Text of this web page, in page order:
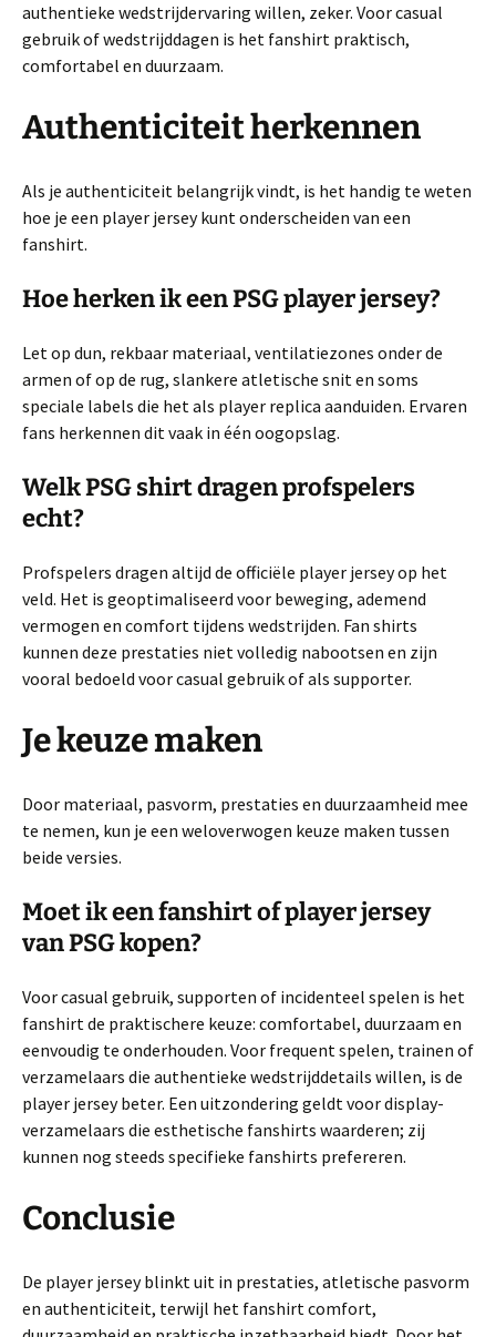
authentieke wedstrijdervaring willen, zeker. Voor casual
gebruik of wedstrijddagen is het fanshirt praktisch,
comfortabel en duurzaam.
Authenticiteit herkennen
Als je authenticiteit belangrijk vindt, is het handig te weten
hoe je een player jersey kunt onderscheiden van een
fanshirt.
Hoe herken ik een PSG player jersey?
Let op dun, rekbaar materiaal, ventilatiezones onder de
armen of op de rug, slankere atletische snit en soms
speciale labels die het als player replica aanduiden. Ervaren
fans herkennen dit vaak in één oogopslag.
Welk PSG shirt dragen profspelers
echt?
Profspelers dragen altijd de officiële player jersey op het
veld. Het is geoptimaliseerd voor beweging, ademend
vermogen en comfort tijdens wedstrijden. Fan shirts
kunnen deze prestaties niet volledig nabootsen en zijn
vooral bedoeld voor casual gebruik of als supporter.
Je keuze maken
Door materiaal, pasvorm, prestaties en duurzaamheid mee
te nemen, kun je een weloverwogen keuze maken tussen
beide versies.
Moet ik een fanshirt of player jersey
van PSG kopen?
Voor casual gebruik, supporten of incidenteel spelen is het
fanshirt de praktischere keuze: comfortabel, duurzaam en
eenvoudig te onderhouden. Voor frequent spelen, trainen of
verzamelaars die authentieke wedstrijddetails willen, is de
player jersey beter. Een uitzondering geldt voor display-
verzamelaars die esthetische fanshirts waarderen; zij
kunnen nog steeds specifieke fanshirts prefereren.
Conclusie
De player jersey blinkt uit in prestaties, atletische pasvorm
en authenticiteit, terwijl het fanshirt comfort,